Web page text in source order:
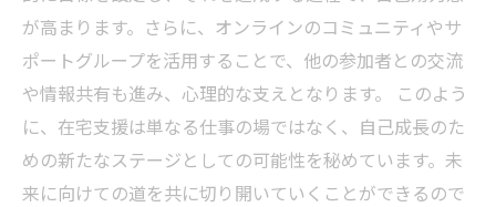
が高まります。さらに、オンラインのコミュニティやサ
ポートグループを活用することで、他の参加者との交流
や情報共有も進み、心理的な支えとなります。 このよう
に、在宅支援は単なる仕事の場ではなく、自己成長のた
めの新たなステージとしての可能性を秘めています。未
来に向けての道を共に切り開いていくことができるので